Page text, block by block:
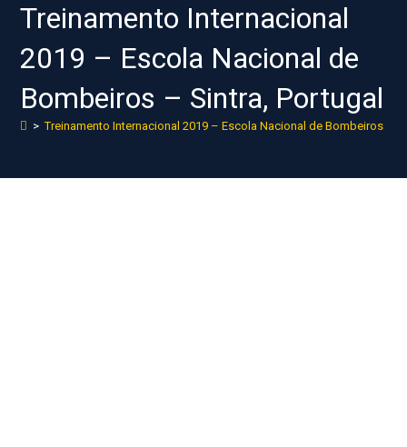
Treinamento Internacional
2019 – Escola Nacional de
Bombeiros – Sintra, Portugal
> Treinamento Internacional 2019 – Escola Nacional de Bombeiros –